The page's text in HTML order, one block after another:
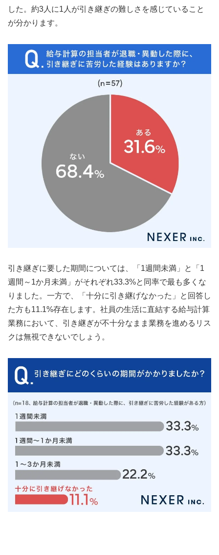
した。約3人に1人が引き継ぎの難しさを感じていること
が分かります。
引き継ぎに要した期間については、「1週間未満」と「1
週間～1か月未満」がそれぞれ33.3%と同率で最も多くな
りました。一方で、「十分に引き継げなかった」と回答し
た方も11.1%存在します。社員の生活に直結する給与計算
業務において、引き継ぎが不十分なまま業務を進めるリス
クは無視できないでしょう。